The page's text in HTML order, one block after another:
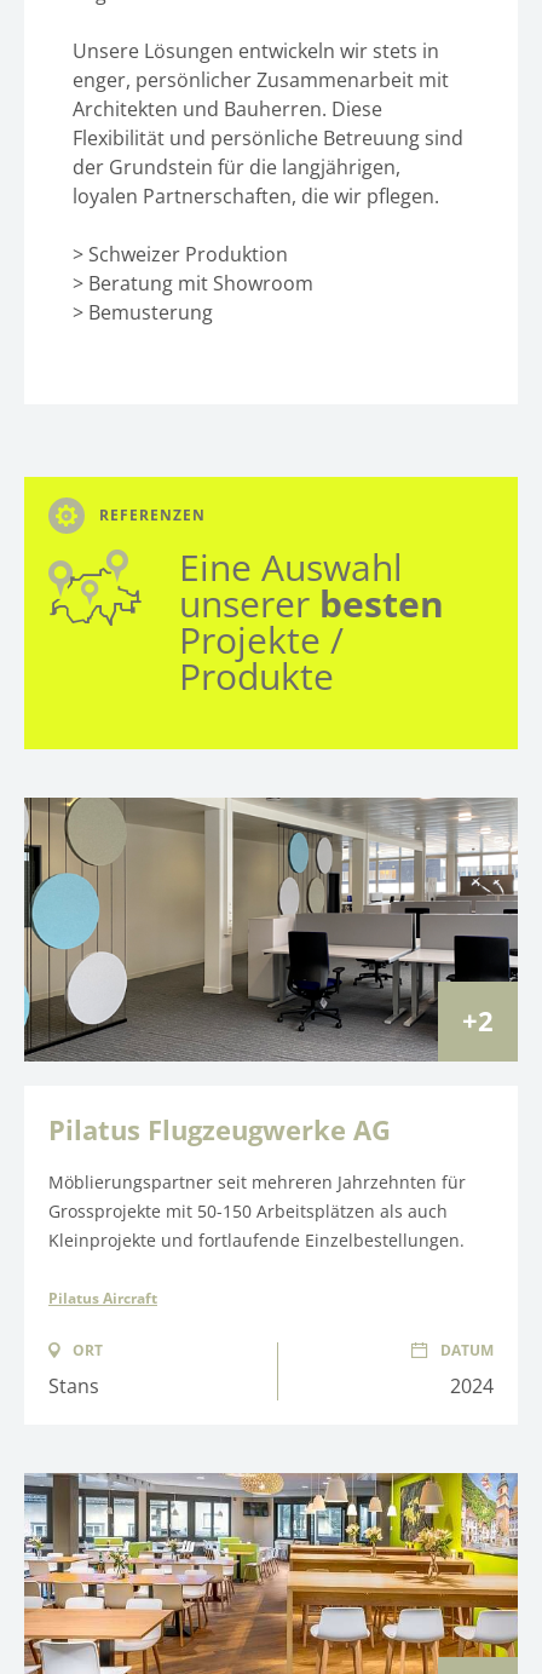
Unsere Lösungen entwickeln wir stets in
enger, persönlicher Zusammenarbeit mit
Architekten und Bauherren. Diese
Flexibilität und persönliche Betreuung sind
der Grundstein für die langjährigen,
loyalen Partnerschaften, die wir pflegen.
> Schweizer Produktion
> Beratung mit Showroom
> Bemusterung
REFERENZEN
Eine Auswahl
unserer besten
Projekte /
Produkte
2
Pilatus Flugzeugwerke AG
Möblierungspartner seit mehreren Jahrzehnten für
Grossprojekte mit 50-150 Arbeitsplätzen als auch
Kleinprojekte und fortlaufende Einzelbestellungen.
Pilatus Aircraft
ORT
Stans
DATUM
2024